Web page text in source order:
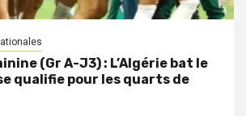
(Gr A-J3) : L’Algérie bat le
qualifie pour les quarts de